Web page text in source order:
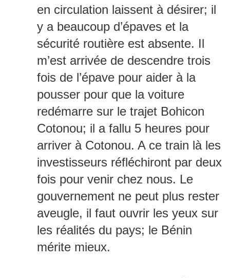
en circulation laissent à désirer; il
y a beaucoup d’épaves et la
sécurité routière est absente. Il
m’est arrivée de descendre trois
fois de l’épave pour aider à la
pousser pour que la voiture
redémarre sur le trajet Bohicon
Cotonou; il a fallu 5 heures pour
arriver à Cotonou. A ce train là les
investisseurs réfléchiront par deux
fois pour venir chez nous. Le
gouvernement ne peut plus rester
aveugle, il faut ouvrir les yeux sur
les réalités du pays; le Bénin
mérite mieux.